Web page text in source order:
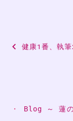
投
健康1番、執筆
・ Blog ～ 蓮